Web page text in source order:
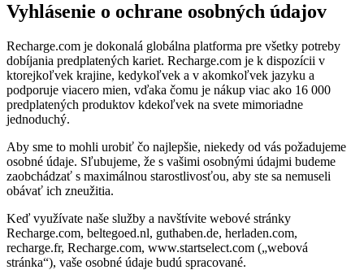
Vyhlásenie o ochrane osobných údajov
Recharge.com je dokonalá globálna platforma pre všetky potreby
dobíjania predplatených kariet. Recharge.com je k dispozícii v
ktorejkoľvek krajine, kedykoľvek a v akomkoľvek jazyku a
podporuje viacero mien, vďaka čomu je nákup viac ako 16 000
predplatených produktov kdekoľvek na svete mimoriadne
jednoduchý.
Aby sme to mohli urobiť čo najlepšie, niekedy od vás požadujeme
osobné údaje. Sľubujeme, že s vašimi osobnými údajmi budeme
zaobchádzať s maximálnou starostlivosťou, aby ste sa nemuseli
obávať ich zneužitia.
Keď využívate naše služby a navštívite webové stránky
Recharge.com, beltegoed.nl, guthaben.de, herladen.com,
recharge.fr, Recharge.com, www.startselect.com („webová
stránka“), vaše osobné údaje budú spracované.